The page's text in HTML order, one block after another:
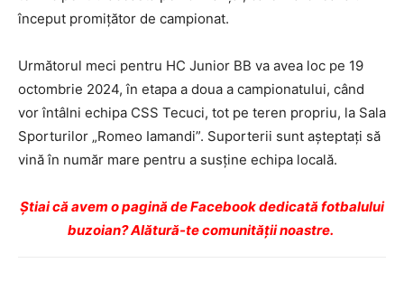
început promițător de campionat.
Următorul meci pentru HC Junior BB va avea loc pe 19
octombrie 2024, în etapa a doua a campionatului, când
vor întâlni echipa CSS Tecuci, tot pe teren propriu, la Sala
Sporturilor „Romeo Iamandi”. Suporterii sunt așteptați să
vină în număr mare pentru a susține echipa locală.
Ştiai că avem o pagină de Facebook dedicată fotbalului
buzoian? Alătură-te comunității noastre.